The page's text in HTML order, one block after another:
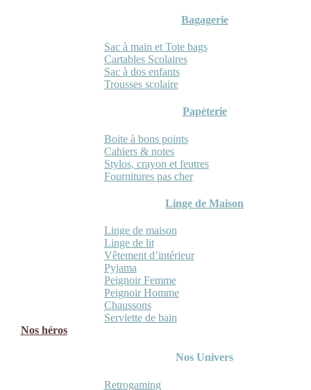
Bagagerie
Sac à main et Tote bags
Cartables Scolaires
Sac à dos enfants
Trousses scolaire
Papèterie
Boite à bons points
Cahiers & notes
Stylos, crayon et feutres
Fournitures pas cher
Linge de Maison
Linge de maison
Linge de lit
Vêtement d’intérieur
Pyjama
Peignoir Femme
Peignoir Homme
Chaussons
Serviette de bain
Nos héros
Nos Univers
Retrogaming